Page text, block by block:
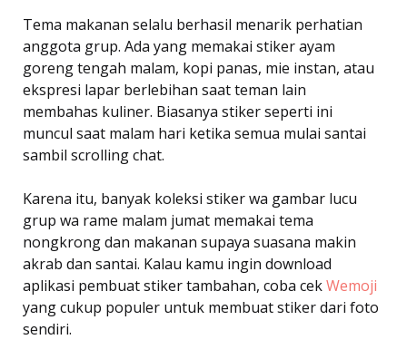
Tema makanan selalu berhasil menarik perhatian
anggota grup. Ada yang memakai stiker ayam
goreng tengah malam, kopi panas, mie instan, atau
ekspresi lapar berlebihan saat teman lain
membahas kuliner. Biasanya stiker seperti ini
muncul saat malam hari ketika semua mulai santai
sambil scrolling chat.
Karena itu, banyak koleksi stiker wa gambar lucu
grup wa rame malam jumat memakai tema
nongkrong dan makanan supaya suasana makin
akrab dan santai. Kalau kamu ingin download
aplikasi pembuat stiker tambahan, coba cekWemoji
yang cukup populer untuk membuat stiker dari foto
sendiri.